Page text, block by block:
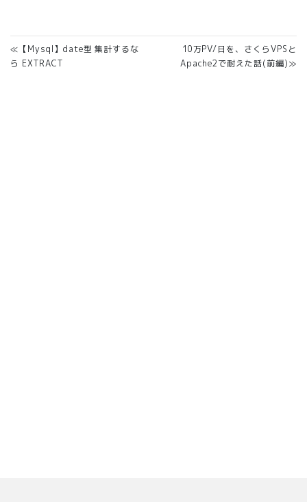
≪【Mysql】date型 集計するな
ら EXTRACT
10万PV/日を、さくらVPSと
Apache2で耐えた話(前編)≫